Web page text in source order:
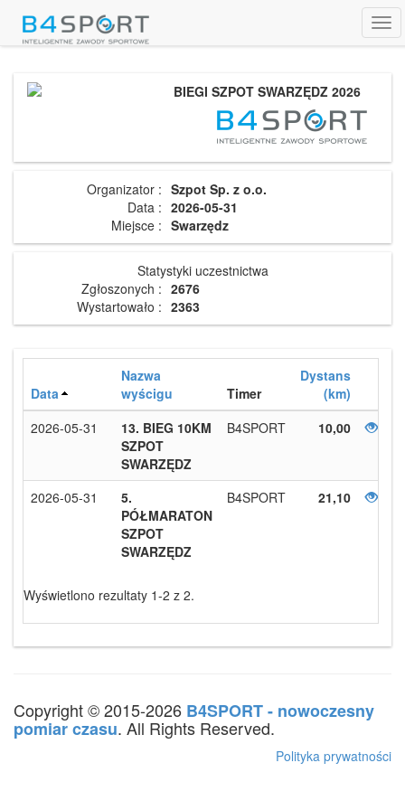
BIEGI SZPOT SWARZĘDZ 2026
Organizator : Szpot Sp. z o.o.
Data : 2026-05-31
Miejsce : Swarzędz
Statystyki uczestnictwa
Zgłoszonych : 2676
Wystartowało : 2363
Data
Nazwa
wyścigu
Timer
Dystans
(km)
2026-05-31
13. BIEG 10KM
SZPOT
SWARZĘDZ
B4SPORT 10,00
2026-05-31
5.
PÓŁMARATON
SZPOT
SWARZĘDZ
B4SPORT 21,10
Wyświetlono rezultaty 1-2 z 2.
Copyright © 2015-2026 B4SPORT - nowoczesny
pomiar czasu. All Rights Reserved.
Polityka prywatności